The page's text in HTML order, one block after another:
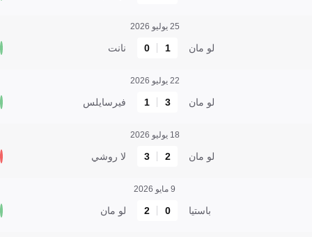
25 يوليو 2026
لو مان 1
0 نانت
22 يوليو 2026
لو مان 3
1 فيرسايلس
18 يوليو 2026
لو مان 2
3 لا روشي
9 مايو 2026
باستيا 0
2 لو مان